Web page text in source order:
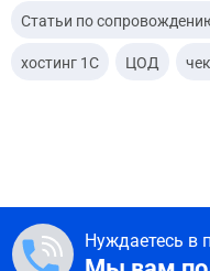
Статьи по
хостинг 1С ЦОД
Нуждаетесь в